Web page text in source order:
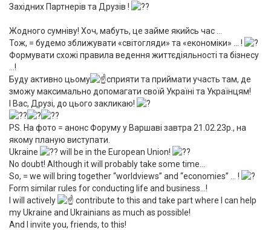
Західних Партнерів та Друзів !
Жодного сумніву! Хоч, мабуть, це займе якийсь час …
Тож, = будемо зближувати «світогляди» та «економіки» … !
Формувати схожі правила ведення життєдіяльності та бізнесу
…!
Буду активно цьому
сприяти та приймати участь там, де
зможу максимально допомагати своїй Україні та Українцям!
І Вас, Друзі, до цього закликаю!
PS. На фото = анонс Форуму у Варшаві завтра 21.02.23р., на
якому планую виступати.
Ukraine
will be in the European Union!
No doubt! Although it will probably take some time…
So, = we will bring together “worldviews” and “economies” … !
Form similar rules for conducting life and business…!
I will actively
contribute to this and take part where I can help
my Ukraine and Ukrainians as much as possible!
And I invite you, friends, to this!